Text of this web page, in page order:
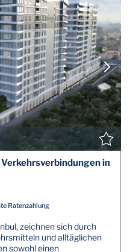
in
Ratenzahlung
zeichnen sich durch
und alltäglichen
sowohl einen